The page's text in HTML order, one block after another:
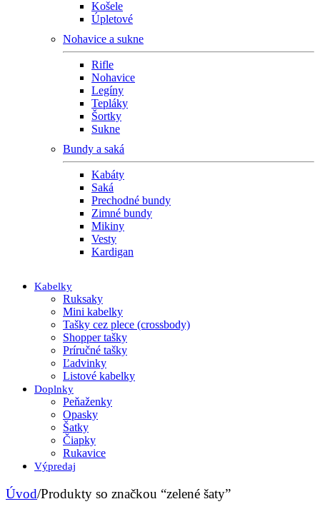
Košele
Úpletové
Nohavice a sukne
Rifle
Nohavice
Legíny
Tepláky
Šortky
Sukne
Bundy a saká
Kabáty
Saká
Prechodné bundy
Zimné bundy
Mikiny
Vesty
Kardigan
Kabelky
Ruksaky
Mini kabelky
Tašky cez plece (crossbody)
Shopper tašky
Príručné tašky
Ľadvinky
Listové kabelky
Doplnky
Peňaženky
Opasky
Šatky
Čiapky
Rukavice
Výpredaj
Úvod/Produkty so značkou “zelené šaty”